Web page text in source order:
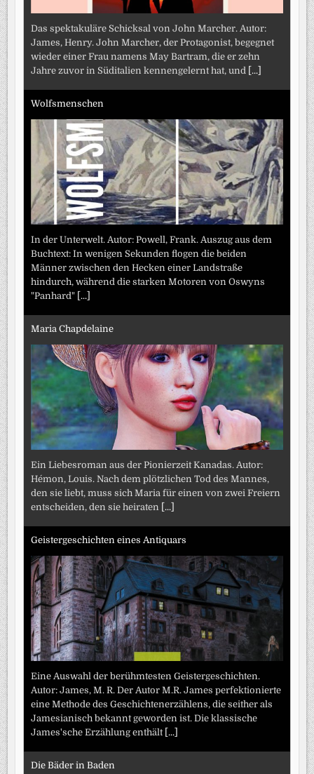
Das spektakuläre Schicksal von John Marcher. Autor:
James, Henry. John Marcher, der Protagonist, begegnet
wieder einer Frau namens May Bartram, die er zehn
Jahre zuvor in Süditalien kennengelernt hat, und [...]
Wolfsmenschen
In der Unterwelt. Autor: Powell, Frank. Auszug aus dem
Buchtext: In wenigen Sekunden flogen die beiden
Männer zwischen den Hecken einer Landstraße
hindurch, während die starken Motoren von Oswyns
"Panhard" [...]
Maria Chapdelaine
Ein Liebesroman aus der Pionierzeit Kanadas. Autor:
Hémon, Louis. Nach dem plötzlichen Tod des Mannes,
den sie liebt, muss sich Maria für einen von zwei Freiern
entscheiden, den sie heiraten [...]
Geistergeschichten eines Antiquars
Eine Auswahl der berühmtesten Geistergeschichten.
Autor: James, M. R. Der Autor M.R. James perfektionierte
eine Methode des Geschichtenerzählens, die seither als
Jamesianisch bekannt geworden ist. Die klassische
James'sche Erzählung enthält [...]
Die Bäder in Baden